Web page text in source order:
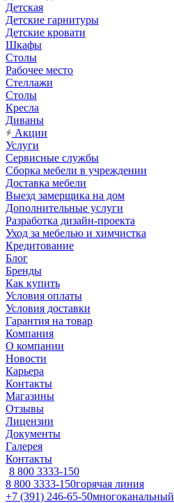
Детская
Детские гарнитуры
Детские кровати
Шкафы
Столы
Рабочее место
Стеллажи
Столы
Кресла
Диваны
Акции
Услуги
Сервисные службы
Сборка мебели в учреждении
Доставка мебели
Выезд замерщика на дом
Дополнительные услуги
Разработка дизайн-проекта
Уход за мебелью и химчистка
Кредитование
Блог
Бренды
Как купить
Условия оплаты
Условия доставки
Гарантия на товар
Компания
О компании
Новости
Карьера
Контакты
Магазины
Отзывы
Лицензии
Документы
Галерея
Контакты
8 800 3333-150
8 800 3333-150горячая линия
+7 (391) 246-65-50многоканальный